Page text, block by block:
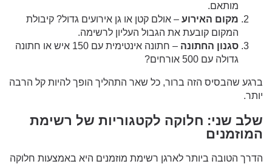
מותאם.
מקום האירוע – אולם קטן או גן אירועים גדול? קיבולת
המקום קובעת את הגבול העליון לרשימה.
סגנון החתונה
– חתונה אינטימית עם 150 איש או חתונה
גדולה עם 500 אורחים?
ברגע שהבסיס הזה ברור, כל שאר התהליך הופך להיות קל הרבה
יותר.
שלב שני: חלוקה לקטגוריות של רשימת
המוזמנים
הדרך הטובה ביותר לארגן רשימת מוזמנים היא באמצעות חלוקה